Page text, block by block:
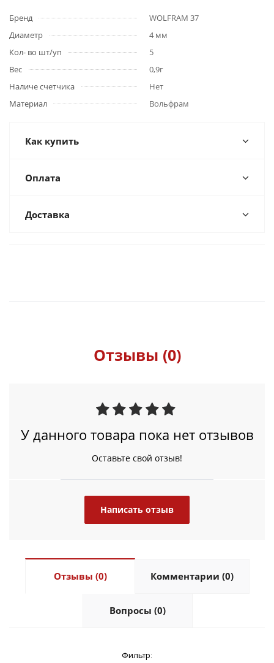
Бренд
WOLFRAM 37
Диаметр
4 мм
Кол- во шт/уп
5
Вес
0,9г
Наличе счетчика
Нет
Материал
Вольфрам
Как купить
Оплата
Доставка
Отзывы (0)
У данного товара пока нет отзывов
Оставьте свой отзыв!
Написать отзыв
Отзывы (0) Комментарии (0)
Вопросы (0)
Фильтр: